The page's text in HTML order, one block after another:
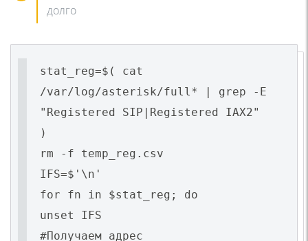
долго
stat_reg=$( cat
/var/log/asterisk/full* | grep -E
"Registered SIP|Registered IAX2"
)
rm -f temp_reg.csv
IFS=$'\n'
for fn in $stat_reg; do
unset IFS
#Получаем адрес